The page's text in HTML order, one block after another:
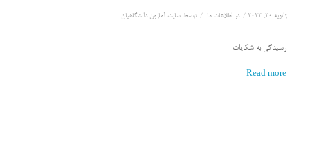
ژانویه 20, 2022 / در اطلاعات ما / توسط سايت آمازون دانشگاهيان
رسیدگی به شکایات
Read more